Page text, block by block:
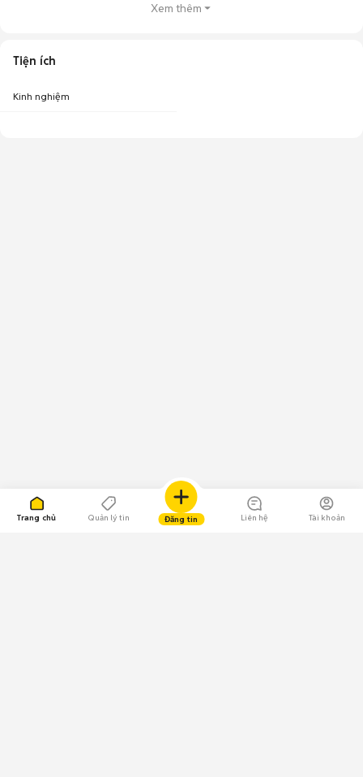
Trang chủ Quản lý tin Đăng tin Liên hệ Tài khoản
Xem thêm
Tiện ích
Kinh nghiệm